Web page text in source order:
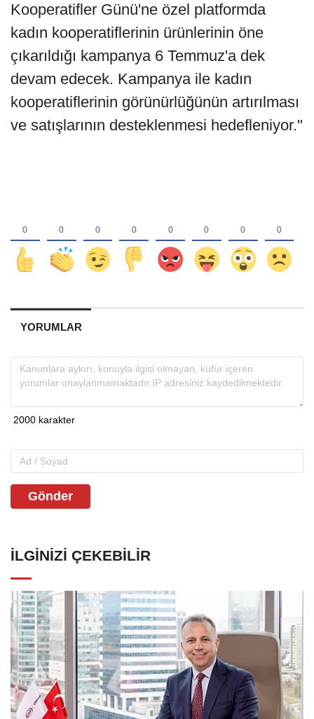
Kooperatifler Günü'ne özel platformda
kadın kooperatiflerinin ürünlerinin öne
çıkarıldığı kampanya 6 Temmuz'a dek
devam edecek. Kampanya ile kadın
kooperatiflerinin görünürlüğünün artırılması
ve satışlarının desteklenmesi hedefleniyor."
YORUMLAR
Gönder
İLGINIZI ÇEKEBILIR